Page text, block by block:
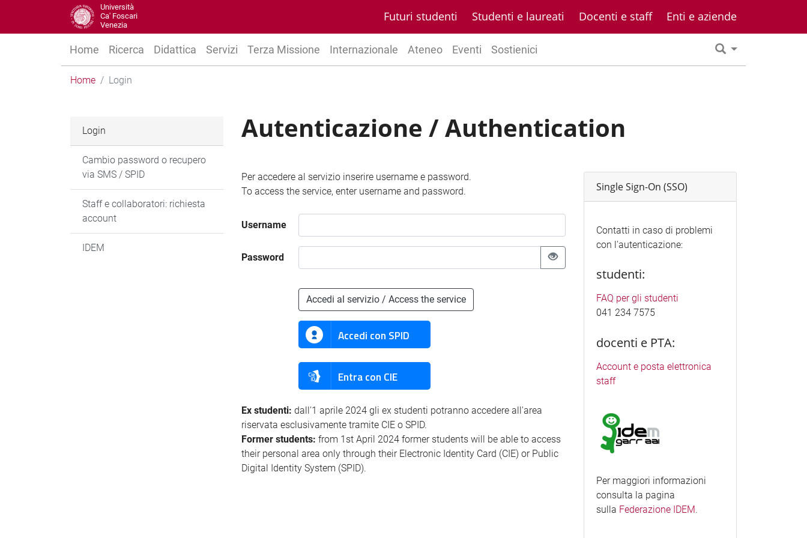
Università
Ca' Foscari
Venezia
Futuri studenti Studenti e laureati Docenti e staff Enti e aziende
Home Ricerca Didattica Servizi Terza Missione Internazionale Ateneo Eventi Sostienici
Home Login
Autenticazione / Authentication
Per accedere al servizio inserire username e password.
To access the service, enter username and password.
Username
Password
Accedi al servizio / Access the service
Accedi con SPID
Entra con CIE
Ex studenti: dall'1 aprile 2024 gli ex studenti potranno accedere all'area
riservata esclusivamente tramite CIE o SPID.
Former students: from 1st April 2024 former students will be able to access
their personal area only through their Electronic Identity Card (CIE) or Public
Digital Identity System (SPID).
Single Sign-On (SSO)
Contatti in caso di problemi
con l'autenticazione:
studenti:
FAQ per gli studenti
041 234 7575
docenti e PTA:
Account e posta elettronica
staff
Per maggiori informazioni
consulta la pagina
sulla Federazione IDEM.
Login
Cambio password o recupero
via SMS / SPID
Staff e collaboratori: richiesta
account
IDEM